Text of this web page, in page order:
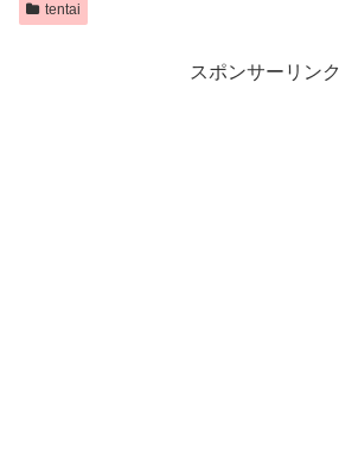
tentai
スポンサーリンク